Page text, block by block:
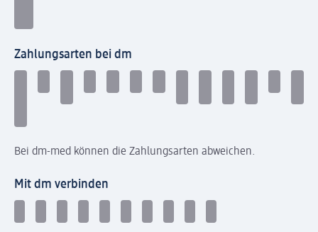
Zahlungsarten bei dm
Bei dm-med können die Zahlungsarten abweichen.
Mit dm verbinden